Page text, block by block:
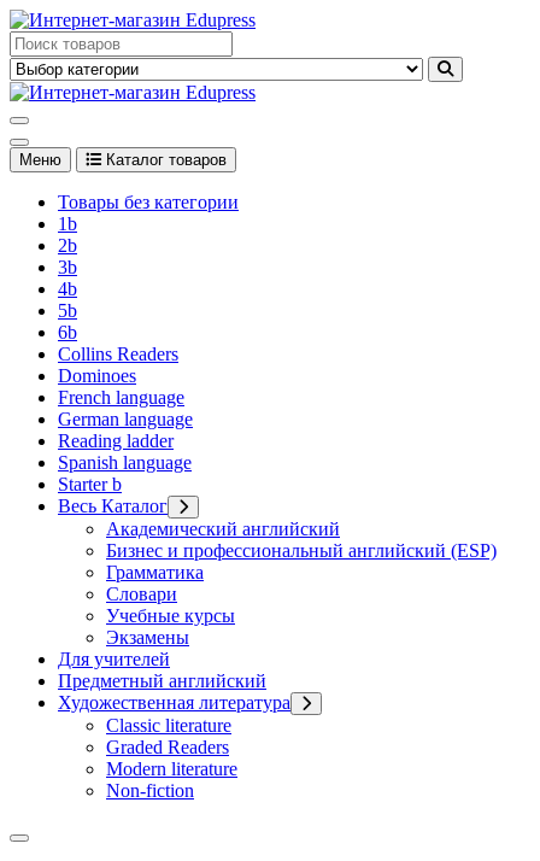
Перейти
к
содержимому
Edupress Uzbekistan, Edupress Узбекистан, книги, учебники на
английском языке
английском языке
Меню Каталог товаров
Товары без категории
1b
2b
3b
4b
5b
6b
Collins Readers
Dominoes
French language
German language
Reading ladder
Spanish language
Starter b
Весь Каталог
Академический английский
Бизнес и профессиональный английский (ESP)
Грамматика
Словари
Учебные курсы
Экзамены
Для учителей
Предметный английский
Художественная литература
Classic literature
Graded Readers
Modern literature
Non-fiction